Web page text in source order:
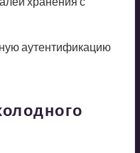
аутентификацию